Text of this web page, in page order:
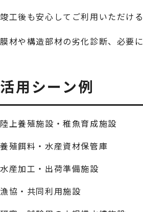
竣工後も安心してご利用いただけ
膜材や構造部材の劣化診断、必要
活用シーン例
陸上養殖施設・稚魚育成施設
養殖餌料・水産資材保管庫
水産加工・出荷準備施設
漁協・共同利用施設